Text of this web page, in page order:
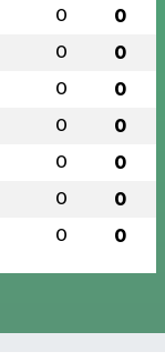
0 0
0 0
0 0
0 0
0 0
0 0
0 0